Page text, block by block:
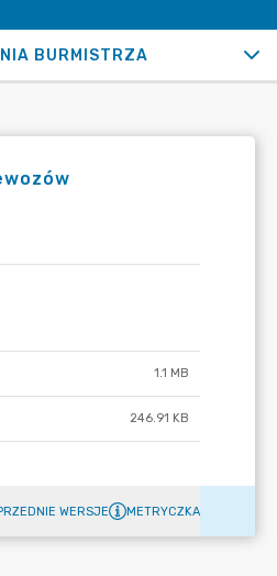
BURMISTRZA
1.1 MB
246.91 KB
WERSJE METRYCZKA